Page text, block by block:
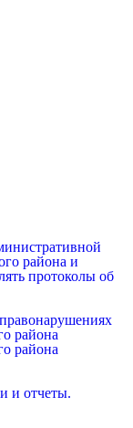
района и
протоколы об
района
района
и отчеты.